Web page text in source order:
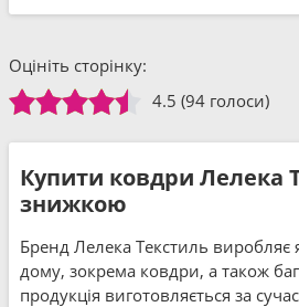
Оцініть сторінку:
4.5 (94 голоси)
Купити ковдри Лелека
знижкою
Бренд Лелека Текстиль виробляє
дому, зокрема ковдри, а також
продукція виготовляється за